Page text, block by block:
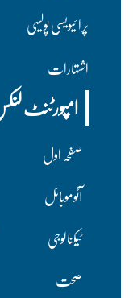
پرا ئیویسی پولسیی
اشتہارات
امپورٹنٹ
صفحہ اول
آٹوموبائل
ٹیکنالوجی
صحت